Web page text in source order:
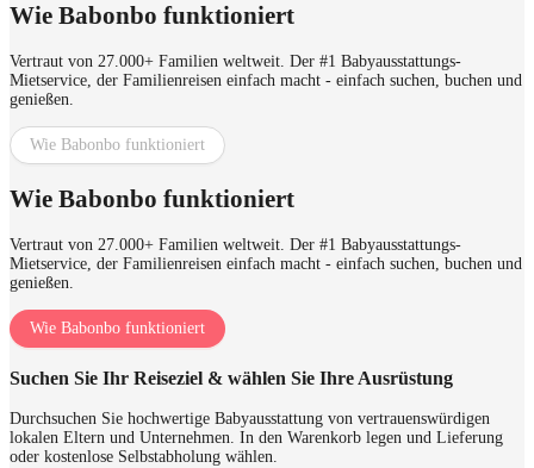
Wie Babonbo funktioniert
Vertraut von 27.000+ Familien weltweit. Der #1 Babyausstattungs-
Mietservice, der Familienreisen einfach macht - einfach suchen, buchen und
genießen.
Wie Babonbo funktioniert
Wie Babonbo funktioniert
Vertraut von 27.000+ Familien weltweit. Der #1 Babyausstattungs-
Mietservice, der Familienreisen einfach macht - einfach suchen, buchen und
genießen.
Wie Babonbo funktioniert
Suchen Sie Ihr Reiseziel & wählen Sie Ihre Ausrüstung
Durchsuchen Sie hochwertige Babyausstattung von vertrauenswürdigen
lokalen Eltern und Unternehmen. In den Warenkorb legen und Lieferung
oder kostenlose Selbstabholung wählen.